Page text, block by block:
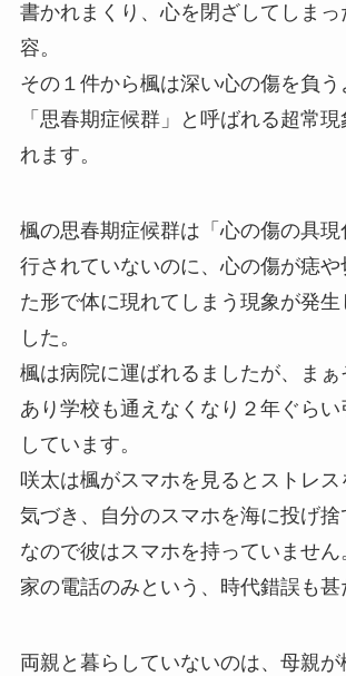
書かれまくり、心を閉ざしてしまっ
容。
その１件から楓は深い心の傷を負う
「思春期症候群」と呼ばれる超常
れます。
楓の思春期症候群は「心の傷の具現
行されていないのに、心の傷が痣や
た形で体に現れてしまう現象が発生
した。
楓は病院に運ばれるましたが、まぁ
あり学校も通えなくなり２年ぐらい
しています。
咲太は楓がスマホを見るとストレス
気づき、自分のスマホを海に投げ捨
なので彼はスマホを持っていませ
家の電話のみという、時代錯誤も甚
両親と暮らしていないのは、母親